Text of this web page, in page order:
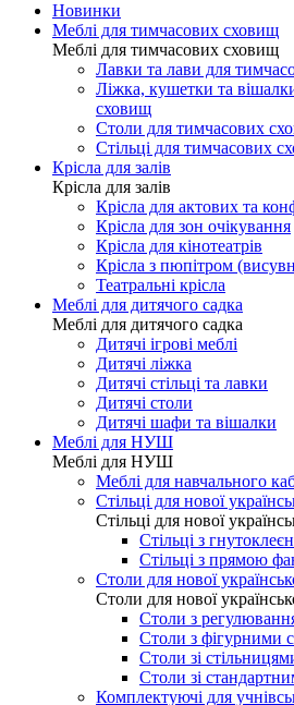
Новинки
Меблі для тимчасових сховищ
Меблі для тимчасових сховищ
Лавки та лави для
Ліжка, кушетки та
сховищ
Столи для тимчасових
Стільці для тимчасових
Крісла для залів
Крісла для залів
Крісла для актових та
Крісла для зон очікування
Крісла для кінотеатрів
Крісла з пюпітром
Театральні крісла
Меблі для дитячого садка
Меблі для дитячого садка
Дитячі ігрові меблі
Дитячі ліжка
Дитячі стільці та лавки
Дитячі столи
Дитячі шафи та вішалки
Меблі для НУШ
Меблі для НУШ
Меблі для навчального
Стільці для нової
Стільці для нової
Стільці з
Стільці з прямою
Столи для нової
Столи для нової
Столи з
Столи з фігурними
Столи зі
Столи зі
Комплектуючі для